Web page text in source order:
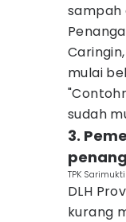
sampah
mulai
sudah
3.
TPK
DLH
kurang